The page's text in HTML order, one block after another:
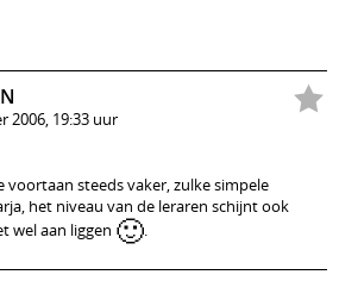
2006, 19:33 uur
voortaan steeds vaker, zulke simpele
het niveau van de leraren schijnt ook
wel aan liggen 🙂.